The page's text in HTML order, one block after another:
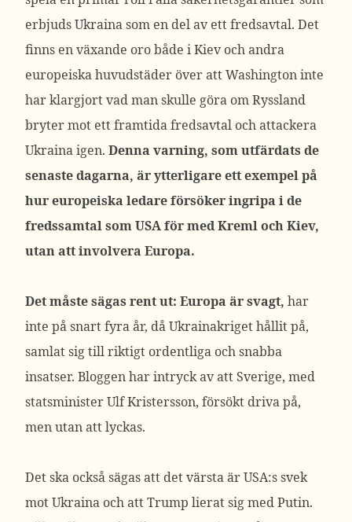
erbjuds Ukraina som en del av ett fredsavtal. Det
finns en växande oro både i Kiev och andra
europeiska huvudstäder över att Washington inte
har klargjort vad man skulle göra om Ryssland
bryter mot ett framtida fredsavtal och attackera
Ukraina igen. Denna varning, som utfärdats de
senaste dagarna, är ytterligare ett exempel på
hur europeiska ledare försöker ingripa i de
fredssamtal som USA för med Kreml och Kiev,
utan att involvera Europa.
Det måste sägas rent ut: Europa är svagt, har
inte på snart fyra år, då Ukrainakriget hållit på,
samlat sig till riktigt ordentliga och snabba
insatser. Bloggen har intryck av att Sverige, med
statsminister Ulf Kristersson, försökt driva på,
men utan att lyckas.
Det ska också sägas att det värsta är USA:s svek
mot Ukraina och att Trump lierat sig med Putin.